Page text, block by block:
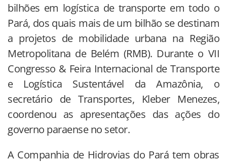
bilhões em logística de transporte em todo o
Pará, dos quais mais de um bilhão se destinam
a projetos de mobilidade urbana na Região
Metropolitana de Belém (RMB). Durante o VII
Congresso & Feira Internacional de Transporte
e Logística Sustentável da Amazônia, o
secretário de Transportes, Kleber Menezes,
coordenou as apresentações das ações do
governo paraense no setor.
A Companhia de Hidrovias do Pará tem obras